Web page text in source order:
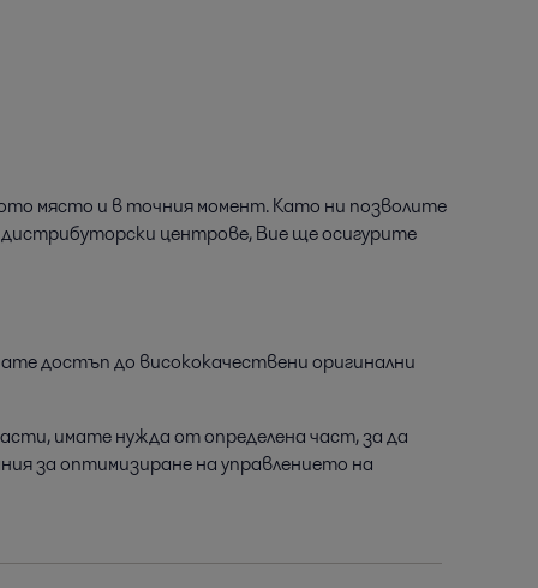
място и в точния момент. Като ни позволите
центрове, Вие ще осигурите
достъп до висококачествени оригинални
имате нужда от определена част, за да
за оптимизиране на управлението на